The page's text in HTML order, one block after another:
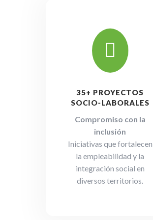

35+ PROYECTOS
SOCIO-LABORALES
Compromiso con la
inclusión
Iniciativas que fortalecen
la empleabilidad y la
integración social en
diversos territorios.